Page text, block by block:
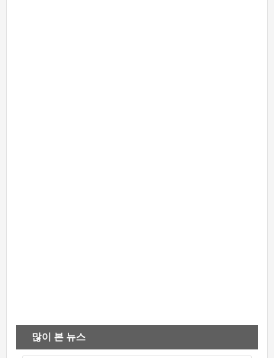
많이 본 뉴스